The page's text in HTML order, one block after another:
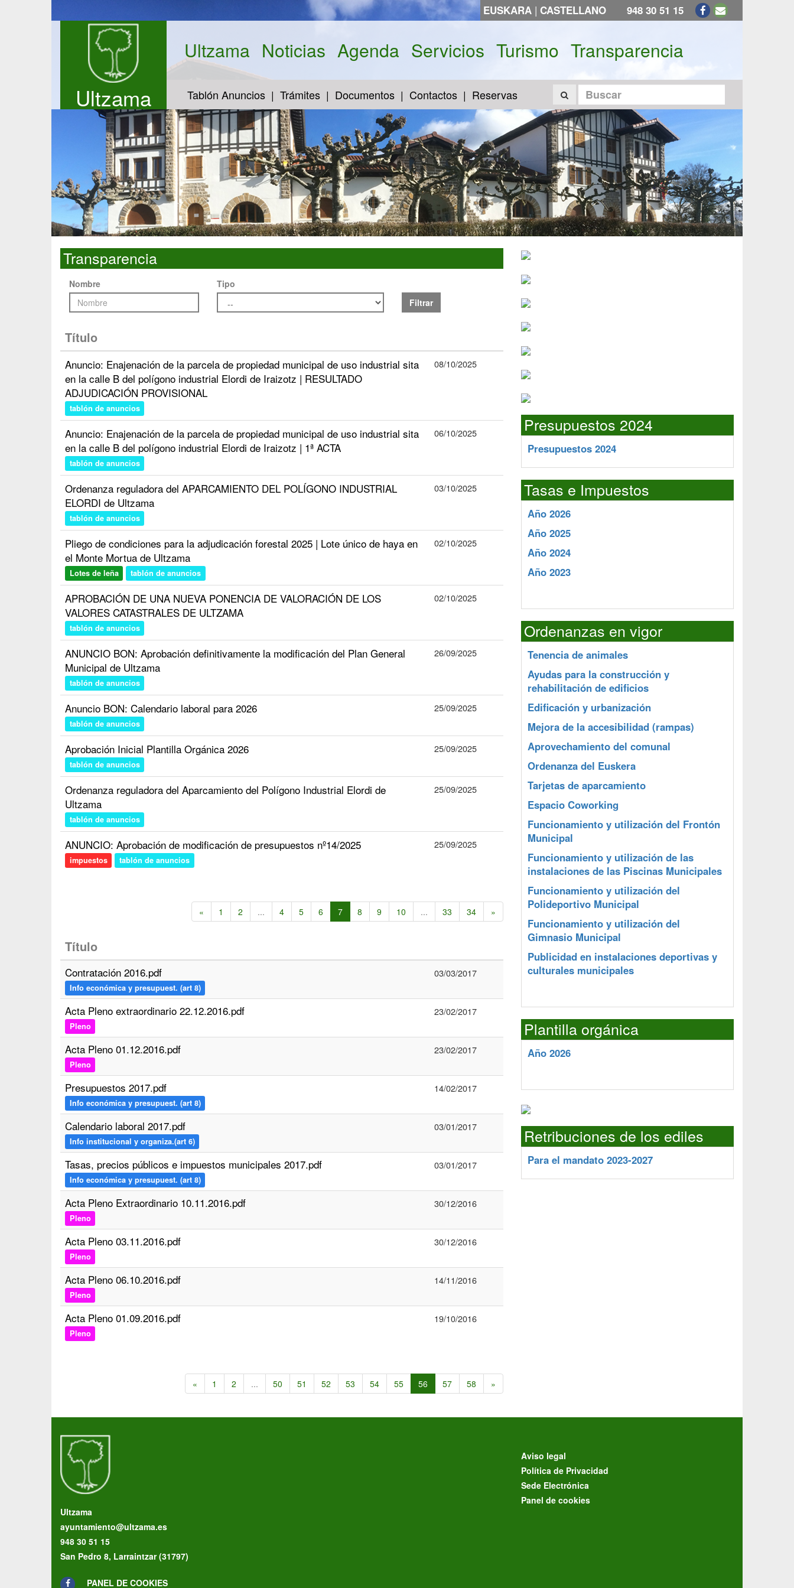
EUSKARA | CASTELLANO 948 30 51 15
Ultzama
Ultzama Noticias Agenda Servicios Turismo Transparencia
Tablón Anuncios Trámites Documentos Contactos Reservas
Transparencia
Nombre
Tipo
Filtrar
Título
Anuncio: Enajenación de la parcela de propiedad municipal de uso industrial sita
en la calle B del polígono industrial Elordi de Iraizotz | RESULTADO
ADJUDICACIÓN PROVISIONAL
tablón de anuncios
08/10/2025
Anuncio: Enajenación de la parcela de propiedad municipal de uso industrial sita
en la calle B del polígono industrial Elordi de Iraizotz | 1ª ACTA
tablón de anuncios
06/10/2025
Ordenanza reguladora del APARCAMIENTO DEL POLÍGONO INDUSTRIAL
ELORDI de Ultzama
tablón de anuncios
03/10/2025
Pliego de condiciones para la adjudicación forestal 2025 | Lote único de haya en
el Monte Mortua de Ultzama
Lotes de leña tablón de anuncios
02/10/2025
APROBACIÓN DE UNA NUEVA PONENCIA DE VALORACIÓN DE LOS
VALORES CATASTRALES DE ULTZAMA
tablón de anuncios
02/10/2025
ANUNCIO BON: Aprobación definitivamente la modificación del Plan General
Municipal de Ultzama
tablón de anuncios
26/09/2025
Anuncio BON: Calendario laboral para 2026
tablón de anuncios
25/09/2025
Aprobación Inicial Plantilla Orgánica 2026
tablón de anuncios
25/09/2025
Ordenanza reguladora del Aparcamiento del Polígono Industrial Elordi de
Ultzama
tablón de anuncios
25/09/2025
ANUNCIO: Aprobación de modificación de presupuestos nº14/2025
impuestos tablón de anuncios
25/09/2025
« 1 2 ... 4 5 6 7 8 9 10 ... 33 34 »
Título
Contratación 2016.pdf
Info económica y presupuest. (art 8)
03/03/2017
Acta Pleno extraordinario 22.12.2016.pdf
Pleno
23/02/2017
Acta Pleno 01.12.2016.pdf
Pleno
23/02/2017
Presupuestos 2017.pdf
Info económica y presupuest. (art 8)
14/02/2017
Calendario laboral 2017.pdf
Info institucional y organiza.(art 6)
03/01/2017
Tasas, precios públicos e impuestos municipales 2017.pdf
Info económica y presupuest. (art 8)
03/01/2017
Acta Pleno Extraordinario 10.11.2016.pdf
Pleno
30/12/2016
Acta Pleno 03.11.2016.pdf
Pleno
30/12/2016
Acta Pleno 06.10.2016.pdf
Pleno
14/11/2016
Acta Pleno 01.09.2016.pdf
Pleno
19/10/2016
« 1 2 ... 50 51 52 53 54 55 56 57 58 »
Presupuestos 2024
Presupuestos 2024
Tasas e Impuestos
Año 2026
Año 2025
Año 2024
Año 2023
Ordenanzas en vigor
Tenencia de animales
Ayudas para la construcción y
rehabilitación de edificios
Edificación y urbanización
Mejora de la accesibilidad (rampas)
Aprovechamiento del comunal
Ordenanza del Euskera
Tarjetas de aparcamiento
Espacio Coworking
Funcionamiento y utilización del Frontón
Municipal
Funcionamiento y utilización de las
instalaciones de las Piscinas Municipales
Funcionamiento y utilización del
Polideportivo Municipal
Funcionamiento y utilización del
Gimnasio Municipal
Publicidad en instalaciones deportivas y
culturales municipales
Plantilla orgánica
Año 2026
Retribuciones de los ediles
Para el mandato 2023-2027
Ultzama
ayuntamiento@ultzama.es
948 30 51 15
San Pedro 8, Larraintzar (31797)
PANEL DE COOKIES
Aviso legal
Política de Privacidad
Sede Electrónica
Panel de cookies